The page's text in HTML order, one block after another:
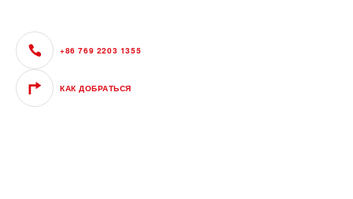
+86 769 2203 1355
КАК ДОБРАТЬСЯ